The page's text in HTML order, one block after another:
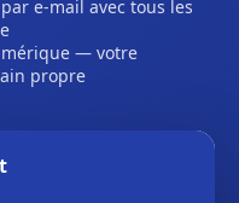
e-mail avec tous les
— votre
propre